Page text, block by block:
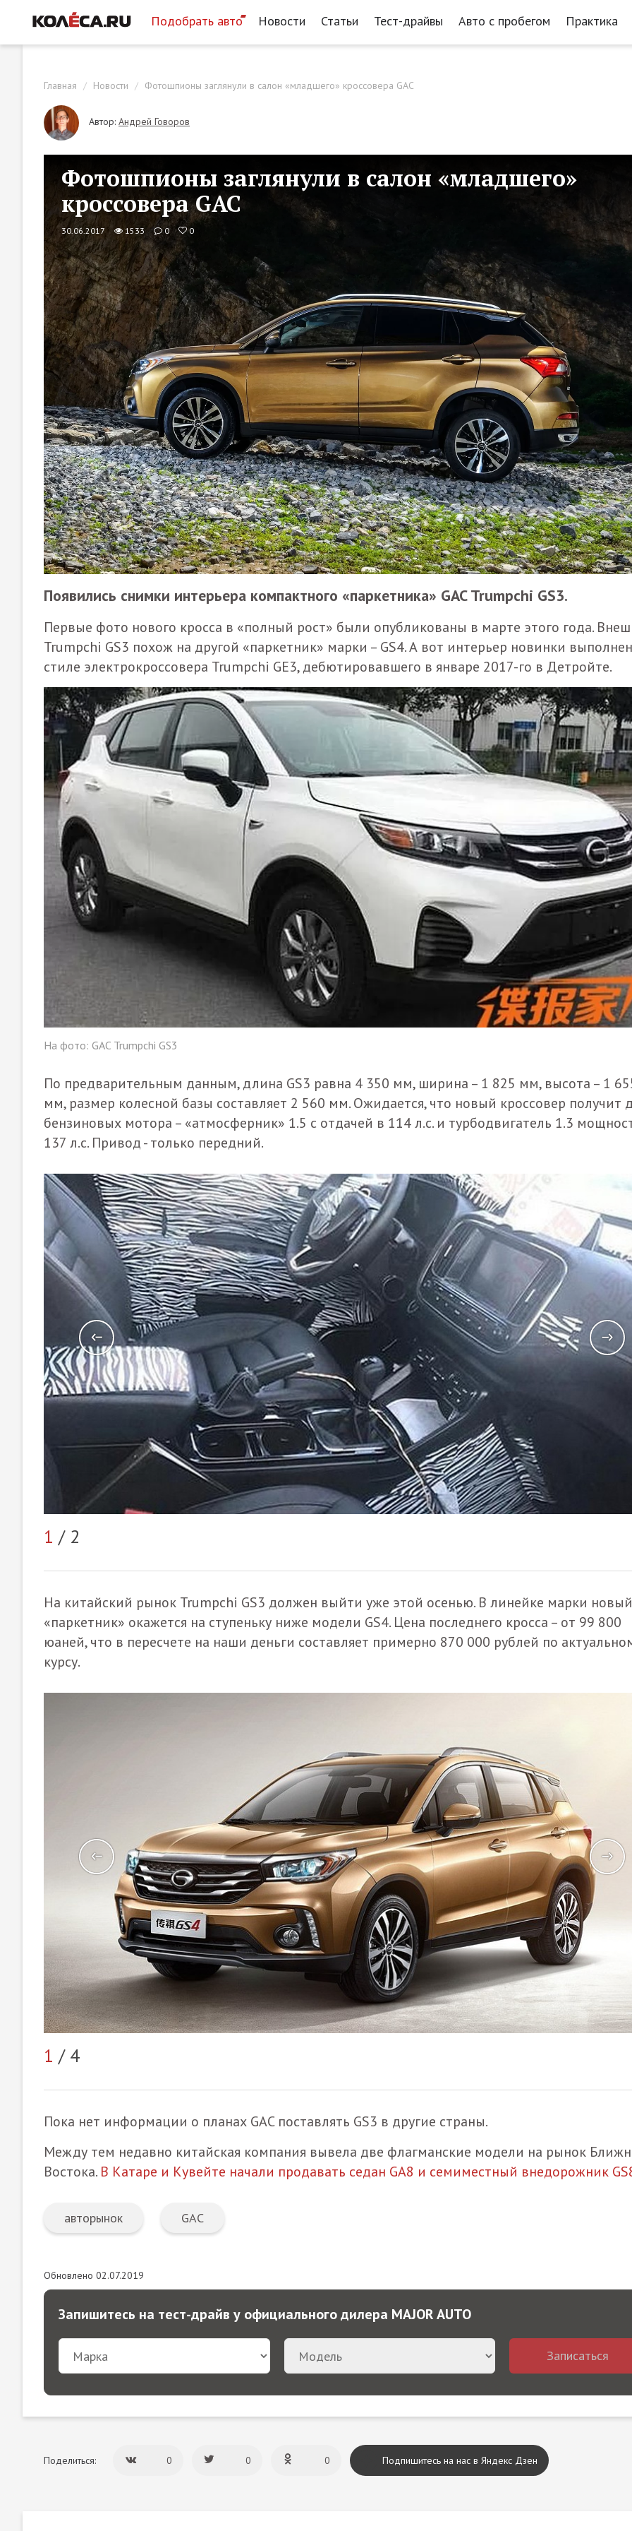
Подобрать авто Новости Статьи Тест-драйвы Авто с пробегом Практика
Главная Новости Фотошпионы заглянули в салон «младшего» кроссовера GAC
Автор: Андрей Говоров
Фотошпионы заглянули в салон «младшего»
кроссовера GAC
30.06.2017 1533 0 0
Появились снимки интерьера компактного «паркетника» GAC Trumpchi GS3.
Первые фото нового кросса в «полный рост» были опубликованы в марте этого года.
Trumpchi GS3 похож на другой «паркетник» марки – GS4. А вот интерьер новинки
стиле электрокроссовера Trumpchi GE3, дебютировавшего в январе 2017-го в Детройте.
На фото: GAC Trumpchi GS3
По предварительным данным, длина GS3 равна 4 350 мм, ширина – 1 825 мм, высота – 1
мм, размер колесной базы составляет 2 560 мм. Ожидается, что новый кроссовер получит
бензиновых мотора – «атмосферник» 1.5 с отдачей в 114 л.с. и турбодвигатель 1.3
137 л.с. Привод - только передний.
1 / 2
На китайский рынок Trumpchi GS3 должен выйти уже этой осенью. В линейке марки новый
«паркетник» окажется на ступеньку ниже модели GS4. Цена последнего кросса – от 99 800
юаней, что в пересчете на наши деньги составляет примерно 870 000 рублей по
курсу.
1 / 4
Пока нет информации о планах GAC поставлять GS3 в другие страны.
Между тем недавно китайская компания вывела две флагманские модели на рынок
Востока. В Катаре и Кувейте начали продавать седан GA8 и семиместный внедорожник
авторынок GAC
Обновлено 02.07.2019
Запишитесь на тест-драйв у официального дилера MAJOR AUTO
Записаться
Поделиться: 0 0 0 Подпишитесь на нас в Яндекс Дзен